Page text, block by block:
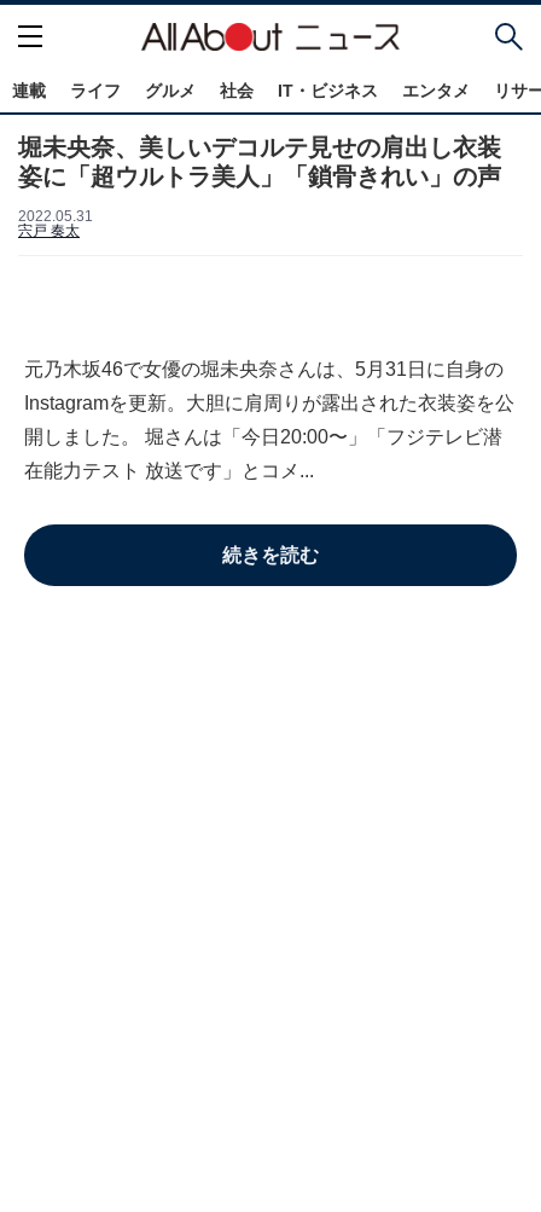
連載 ライフ グルメ 社会 IT・ビジネス エンタメ リサ
堀未央奈、美しいデコルテ見せの肩出し衣装
姿に「超ウルトラ美人」「鎖骨きれい」の声
2022.05.31
宍戸 奏太
元乃木坂46で女優の堀未央奈さんは、5月31日に自身の
Instagramを更新。大胆に肩周りが露出された衣装姿を公
開しました。 堀さんは「今日20:00〜」「フジテレビ潜
在能力テスト 放送です」とコメ...
続きを読む